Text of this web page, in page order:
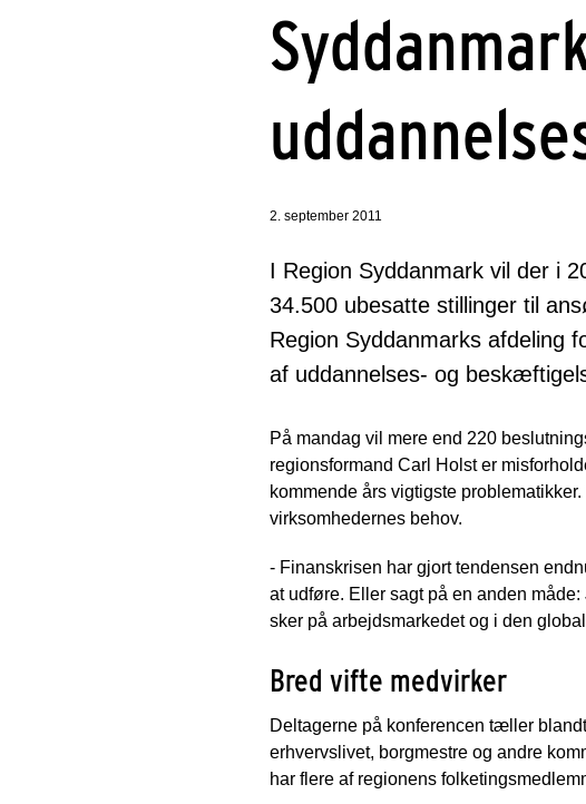
2. september 2011
I Region Syddanmark vil der i
34.500 ubesatte stillinger til
Region Syddanmarks afdeling
af uddannelses- og
På mandag vil mere end 220
regionsformand Carl Holst er
kommende års vigtigste
virksomhedernes behov.
- Finanskrisen har gjort tendensen
at udføre. Eller sagt på en anden
sker på arbejdsmarkedet og i den
Bred vifte medvirker
Deltagerne på konferencen tæller
erhvervslivet, borgmestre og andre
har flere af regionens